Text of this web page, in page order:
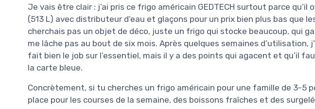
Je vais être clair : j’ai pris ce frigo américain GEDTECH surtout parce
(513 L) avec distributeur d’eau et glaçons pour un prix bien plus bas que
cherchais pas un objet de déco, juste un frigo qui stocke beaucoup, qui
me lâche pas au bout de six mois. Après quelques semaines d’utilisation,
fait bien le job sur l’essentiel, mais il y a des points qui agacent et qu’il
la carte bleue.
Concrètement, si tu cherches un frigo américain pour une famille de 3-5
place pour les courses de la semaine, des boissons fraîches et des